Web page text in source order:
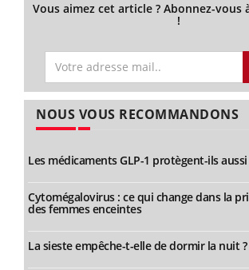
Vous aimez cet article ? Abonnez-vous
!
NOUS VOUS RECOMMANDONS
Les médicaments GLP-1 protègent-ils aussi
Cytomégalovirus : ce qui change dans la
des femmes enceintes
La sieste empêche-t-elle de dormir la nuit ?